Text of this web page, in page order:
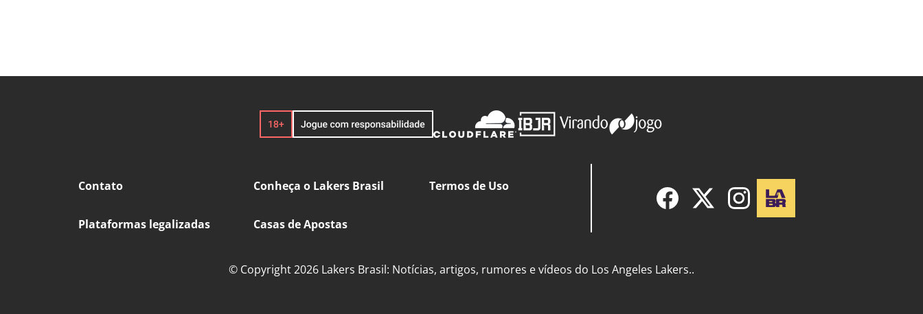
Contato Conheça o Lakers Brasil Termos de Uso
Plataformas legalizadas Casas de Apostas
© Copyright 2026 Lakers Brasil: Notícias, artigos, rumores e vídeos do Los Angeles Lakers..